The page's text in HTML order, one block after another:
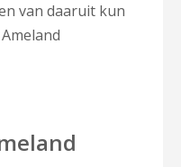
van daaruit kun